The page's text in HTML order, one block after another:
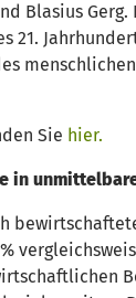
Blasius Gerg.
21.
Sie hier.
in